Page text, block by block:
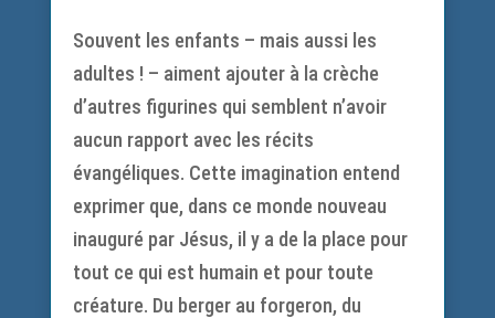
Souvent les enfants – mais aussi les
adultes ! – aiment ajouter à la crèche
d’autres figurines qui semblent n’avoir
aucun rapport avec les récits
évangéliques. Cette imagination entend
exprimer que, dans ce monde nouveau
inauguré par Jésus, il y a de la place pour
tout ce qui est humain et pour toute
créature. Du berger au forgeron, du